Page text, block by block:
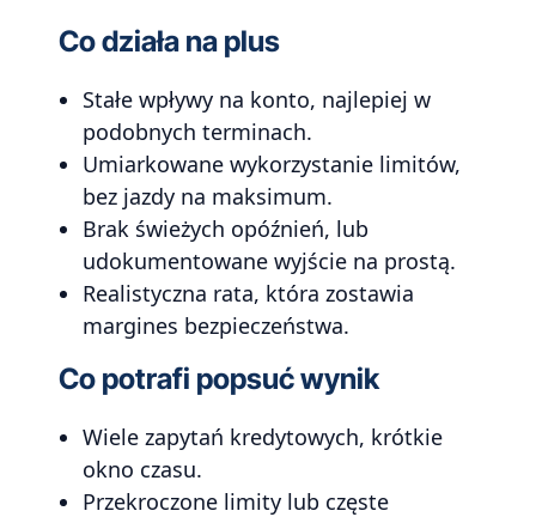
Co działa na plus
Stałe wpływy na konto, najlepiej w
podobnych terminach.
Umiarkowane wykorzystanie limitów,
bez jazdy na maksimum.
Brak świeżych opóźnień, lub
udokumentowane wyjście na prostą.
Realistyczna rata, która zostawia
margines bezpieczeństwa.
Co potrafi popsuć wynik
Wiele zapytań kredytowych, krótkie
okno czasu.
Przekroczone limity lub częste